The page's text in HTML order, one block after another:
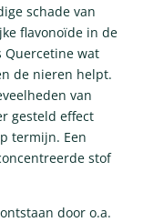
schade van
flavonoïde in de
Quercetine wat
de nieren helpt.
van
gesteld effect
termijn. Een
stof
door o.a.